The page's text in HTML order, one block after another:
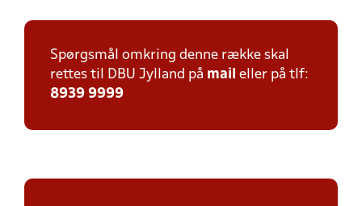
Spørgsmål omkring denne række skal
rettes til DBU Jylland på mail eller på tlf:
8939 9999